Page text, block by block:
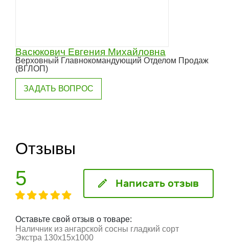
Васюкович Евгения Михайловна
Верховный Главнокомандующий Отделом Продаж
(ВГЛОП)
ЗАДАТЬ ВОПРОС
Отзывы
5 Написать отзыв
Оставьте свой отзыв о товаре:
Наличник из ангарской сосны гладкий сорт
Экстра 130x15x1000